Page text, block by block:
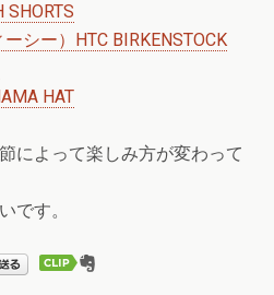
SHORTS
シー）HTC BIRKENSTOCK
HAT
によって楽しみ方が変わって
です。